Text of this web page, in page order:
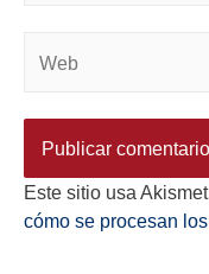
Este sitio usa
cómo se procesan